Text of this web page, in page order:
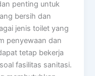
penting untuk
bersih dan
jenis toilet yang
penyewaan dan
tetap bekerja
fasilitas sanitasi.